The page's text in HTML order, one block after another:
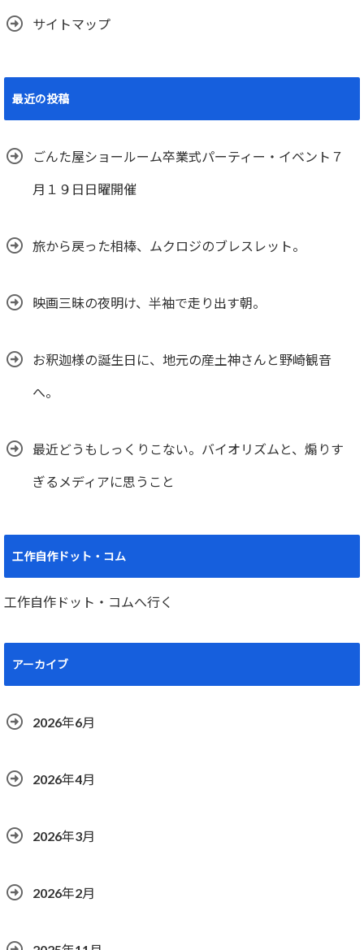
サイトマップ
最近の投稿
ごんた屋ショールーム卒業式パーティー・イベント７
月１９日日曜開催
旅から戻った相棒、ムクロジのブレスレット。
映画三昧の夜明け、半袖で走り出す朝。
お釈迦様の誕生日に、地元の産土神さんと野崎観音
へ。
最近どうもしっくりこない。バイオリズムと、煽りす
ぎるメディアに思うこと
工作自作ドット・コム
工作自作ドット・コムへ行く
アーカイブ
2026年6月
2026年4月
2026年3月
2026年2月